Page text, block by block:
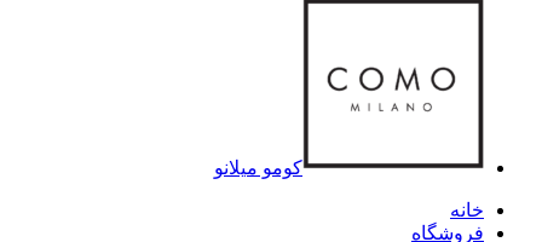
کومو میلانو
خانه
فروشگاه